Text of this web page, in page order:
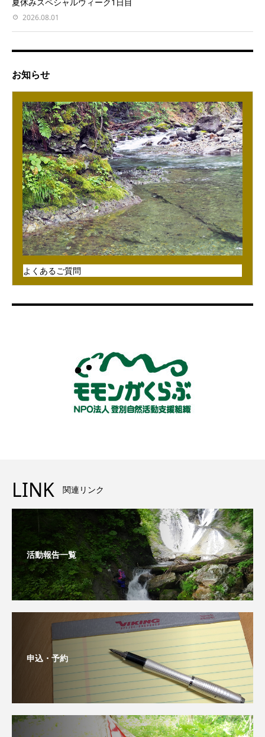
2026.08.01
お知らせ
よくあるご質問
LINK 関連リンク
活動報告一覧
申込・予約